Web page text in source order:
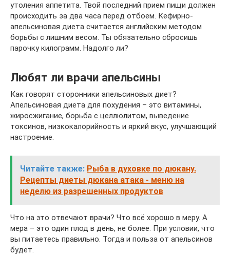
утоления аппетита. Твой последний прием пищи должен
происходить за два часа перед отбоем. Кефирно-
апельсиновая диета считается английским методом
борьбы с лишним весом. Ты обязательно сбросишь
парочку килограмм. Надолго ли?
Любят ли врачи апельсины
Как говорят сторонники апельсиновых диет?
Апельсиновая диета для похудения – это витамины,
жиросжигание, борьба с целлюлитом, выведение
токсинов, низкокалорийность и яркий вкус, улучшающий
настроение.
Читайте также: Рыба в духовке по дюкану.
Рецепты диеты дюкана атака - меню на
неделю из разрешенных продуктов
Что на это отвечают врачи? Что всё хорошо в меру. А
мера – это один плод в день, не более. При условии, что
вы питаетесь правильно. Тогда и польза от апельсинов
будет.